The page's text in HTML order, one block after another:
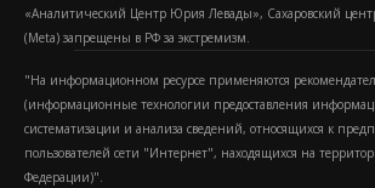
«Аналитический Центр Юрия Левады», Сахаровский
(Metа) запрещены в РФ за экстремизм.
"На информационном ресурсе применяются
(информационные технологии предоставления
систематизации и анализа сведений, относящихся к
пользователей сети "Интернет", находящихся на
Федерации)".